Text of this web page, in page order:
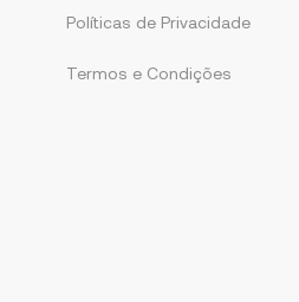
Políticas de Privacidade
Termos e Condições